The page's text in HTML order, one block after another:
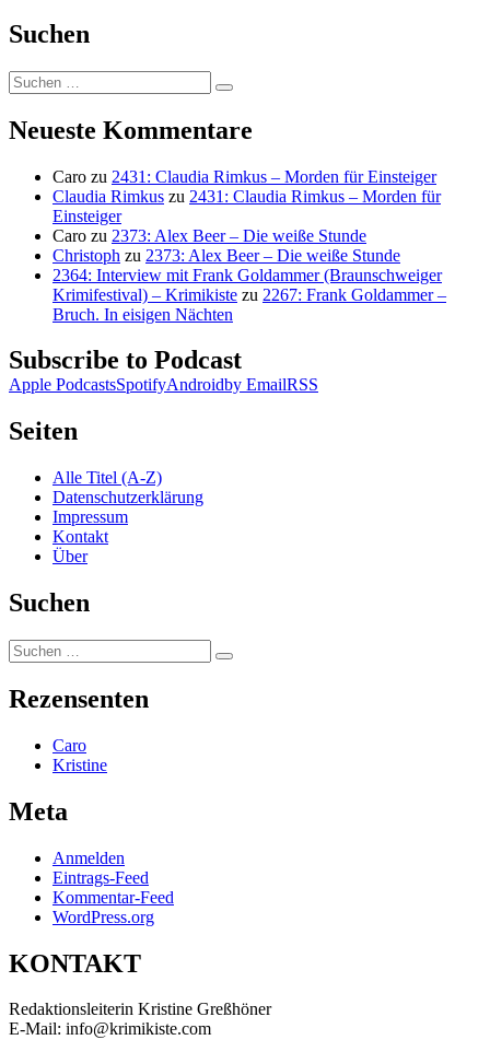
Suchen
Suchen
nach:
Suchen
Neueste Kommentare
Caro zu 2431: Claudia Rimkus – Morden für Einsteiger
Claudia Rimkus zu 2431: Claudia Rimkus – Morden für
Einsteiger
Caro zu 2373: Alex Beer – Die weiße Stunde
Christoph zu 2373: Alex Beer – Die weiße Stunde
2364: Interview mit Frank Goldammer (Braunschweiger
Krimifestival) – Krimikiste zu 2267: Frank Goldammer –
Bruch. In eisigen Nächten
Subscribe to Podcast
Apple PodcastsSpotifyAndroidby EmailRSS
Seiten
Alle Titel (A-Z)
Datenschutzerklärung
Impressum
Kontakt
Über
Suchen
Suchen
nach:
Suchen
Rezensenten
Caro
Kristine
Meta
Anmelden
Eintrags-Feed
Kommentar-Feed
WordPress.org
KONTAKT
Redaktionsleiterin Kristine Greßhöner
E-Mail: info@krimikiste.com